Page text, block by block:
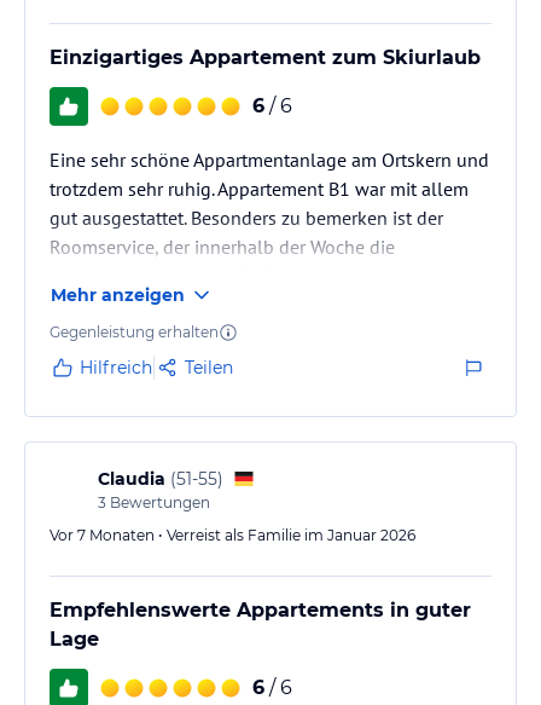
Einzigartiges Appartement zum Skiurlaub
6 / 6
Eine sehr schöne Appartmentanlage am Ortskern und
trotzdem sehr ruhig. Appartement B1 war mit allem
gut ausgestattet. Besonders zu bemerken ist der
Roomservice, der innerhalb der Woche die
vorgenommen hat.
Mehr anzeigen
Gegenleistung erhalten
Hilfreich Teilen
Claudia (51-55)
3 Bewertungen
Vor 7 Monaten • Verreist als Familie im Januar 2026
Empfehlenswerte Appartements in guter
Lage
6 / 6